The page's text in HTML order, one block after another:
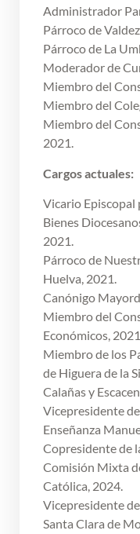
Administrador
Párroco de
Párroco de La
Moderador de
Miembro del
Miembro del
Miembro del
2021.
Cargos actuales:
Vicario Episcopal
Bienes
2021.
Párroco de
Huelva, 2021.
Canónigo
Miembro del
Económicos,
Miembro de los
de Higuera de la
Calañas y
Vicepresidente
Enseñanza
Copresidente de
Comisión Mixta
Católica, 2024.
Vicepresidente
Santa Clara de